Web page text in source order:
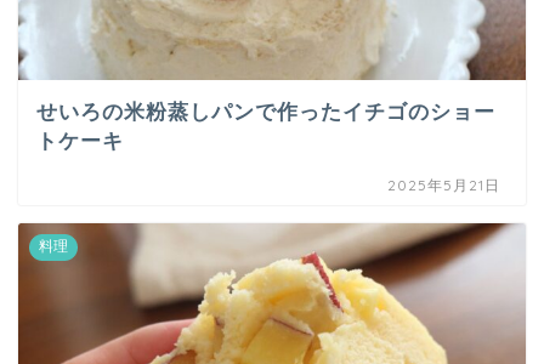
せいろの米粉蒸しパンで作ったイチゴのショー
トケーキ
2025年5月21日
料理